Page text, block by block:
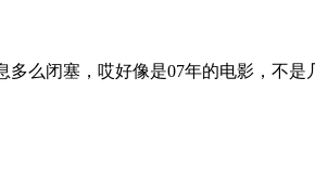
多么闭塞，哎好像是07年的电影，不是